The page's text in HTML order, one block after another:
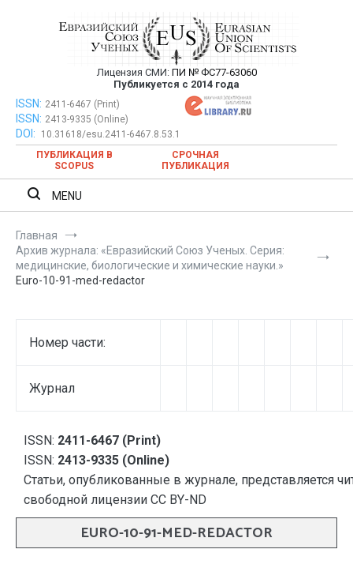
Евразийский Союз Ученых —
публикация научных статей в
ежемесячном научном журнале
Лицензия СМИ: ПИ № ФС77-63060
Публикуется с 2014 года
Евразийский Союз Ученых — публикация научных статей в
ежемесячном научном журнале
ISSN: 2411-6467 (Print)
ISSN: 2413-9335 (Online)
DOI:
10.31618/esu.2411-6467.8.53.1
ПУБЛИКАЦИЯ В
SCOPUS
СРОЧНАЯ
ПУБЛИКАЦИЯ
MENU
Главная
Архив журнала: «Евразийский Союз Ученых. Серия:
медицинские, биологические и химические науки.»
Euro-10-91-med-redactor
Номер части:
Журнал
ISSN: 2411-6467 (Print)
ISSN: 2413-9335 (Online)
Статьи, опубликованные в журнале, представляется
свободной лицензии CC BY-ND
EURO-10-91-MED-REDACTOR